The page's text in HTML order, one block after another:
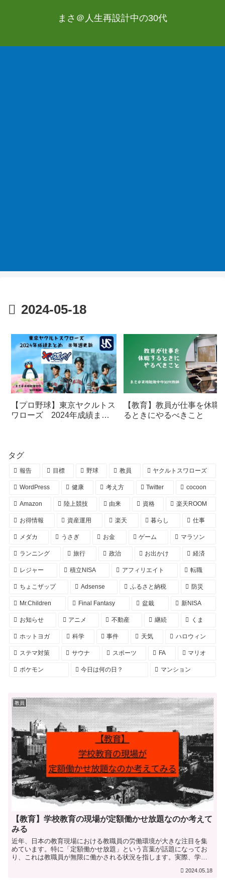
まさ＠人生再設計中の30代
2024-05-18
【プロ野球】東京ヤクルトス
ワローズ 2024年成績まと
【教育】教員が仕事を休職
るときにやるべきこと
タグ
報告 目標 野球 教員 ヤクルトスワローズ
WordPress 健康 考え方 Twitter cocoon
Amazon 陸上競技 由来 資格 楽天ROOM
お得情報 資産運用 楽天 暮らし 仕事
メダカ うさぎ お金 ゲーム マラソン
ランニング 旅行 政治 お出かけ 経済
レジャー 積立NISA アフィリエイト 転職
ちょこザップ Adsense ふるさと納税 防災
Mr.Children Final Fantasy 盆栽 新NISA
お知らせ アニメ 不動産 継続 くま
ホットヨガ 科学 事件 天気 ハロウィン
ステマ対策 サウナ スポーツ FA マリオ
ポケモン 今日は何の日？ マンション
教員
【教育】学校教育の現場が定額働かせ放題なのか考えて
みる
近年、日本の教育現場における教職員の労働環境が大きな注目を集
めています。特に「定額働かせ放題」という言葉が話題になってお
り、これは教職員が無限に働かされる状況を指します。実際、学校
2024.05.18